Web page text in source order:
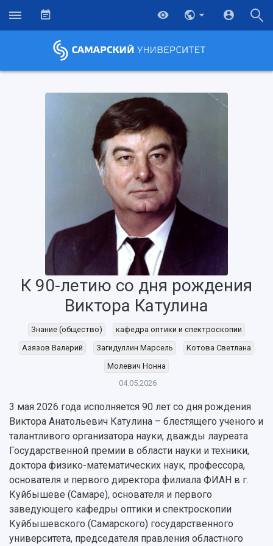
К 90-летию со дня рождения
Виктора Катулина
Знание (общество)
кафедра оптики и спектроскопии
Азязов Валерий
Загидуллин Марсель
Котова Светлана
Молевич Нонна
04.05.2026
3 мая 2026 года исполняется 90 лет со дня рождения
Виктора Анатольевич Катулина – блестящего ученого и
талантливого организатора науки, дважды лауреата
Государственной премии в области науки и техники,
доктора физико-математических наук, профессора,
основателя и первого директора филиала ФИАН в г.
Куйбышеве (Самаре), основателя и первого
заведующего кафедры оптики и спектроскопии
Куйбышевского (Самарского) государственного
университета, председателя правления областного